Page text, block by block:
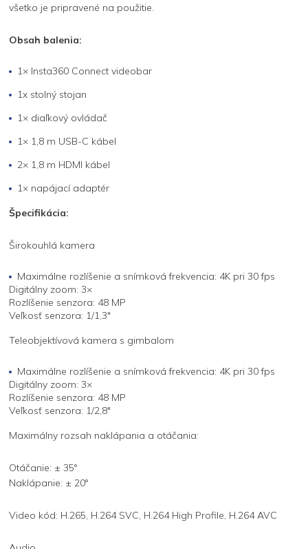
všetko je pripravené na použitie.
Obsah balenia:
1× Insta360 Connect videobar
1x stolný stojan
1× diaľkový ovládač
1× 1,8 m USB-C kábel
2× 1,8 m HDMI kábel
1× napájací adaptér
Špecifikácia:
Širokouhlá kamera
Maximálne rozlíšenie a snímková frekvencia: 4K pri 30 fps
Digitálny zoom: 3×
Rozlíšenie senzora: 48 MP
Veľkosť senzora: 1/1,3"
Teleobjektívová kamera s gimbalom
Maximálne rozlíšenie a snímková frekvencia: 4K pri 30 fps
Digitálny zoom: 3×
Rozlíšenie senzora: 48 MP
Veľkosť senzora: 1/2,8"
Maximálny rozsah naklápania a otáčania:
Otáčanie: ± 35°
Naklápanie: ± 20°
Video kód: H.265, H.264 SVC, H.264 High Profile, H.264 AVC